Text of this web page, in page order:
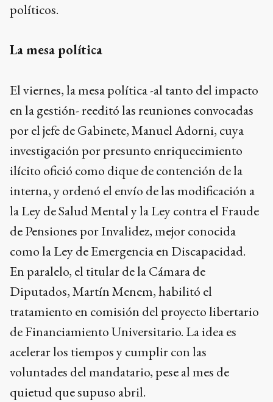
políticos.
La mesa política
El viernes, la mesa política -al tanto del impacto
en la gestión- reeditó las reuniones convocadas
por el jefe de Gabinete, Manuel Adorni, cuya
investigación por presunto enriquecimiento
ilícito ofició como dique de contención de la
interna, y ordenó el envío de las modificación a
la Ley de Salud Mental y la Ley contra el Fraude
de Pensiones por Invalidez, mejor conocida
como la Ley de Emergencia en Discapacidad.
En paralelo, el titular de la Cámara de
Diputados, Martín Menem, habilitó el
tratamiento en comisión del proyecto libertario
de Financiamiento Universitario. La idea es
acelerar los tiempos y cumplir con las
voluntades del mandatario, pese al mes de
quietud que supuso abril.